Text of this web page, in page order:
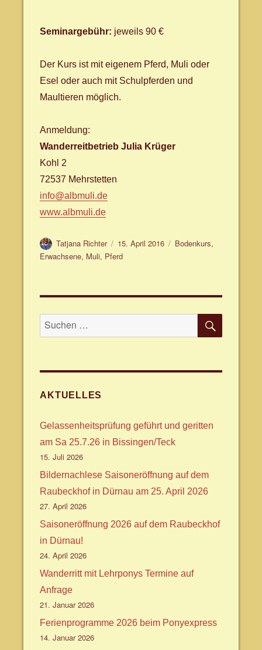
Seminargebühr: jeweils 90 €
Der Kurs ist mit eigenem Pferd, Muli oder
Esel oder auch mit Schulpferden und
Maultieren möglich.
Anmeldung:
Wanderreitbetrieb Julia Krüger
Kohl 2
72537 Mehrstetten
info@albmuli.de
www.albmuli.de
Autor
Tatjana Richter
Veröffentlicht
am
15. April 2016 Schlagwörter
Bodenkurs,
Erwachsene, Muli, Pferd
Suche
nach:
AKTUELLES
Gelassenheitsprüfung geführt und geritten
am Sa 25.7.26 in Bissingen/Teck
15. Juli 2026
Bildernachlese Saisoneröffnung auf dem
Raubeckhof in Dürnau am 25. April 2026
27. April 2026
Saisoneröffnung 2026 auf dem Raubeckhof
in Dürnau!
24. April 2026
Wanderritt mit Lehrponys Termine auf
Anfrage
21. Januar 2026
Ferienprogramme 2026 beim Ponyexpress
14. Januar 2026